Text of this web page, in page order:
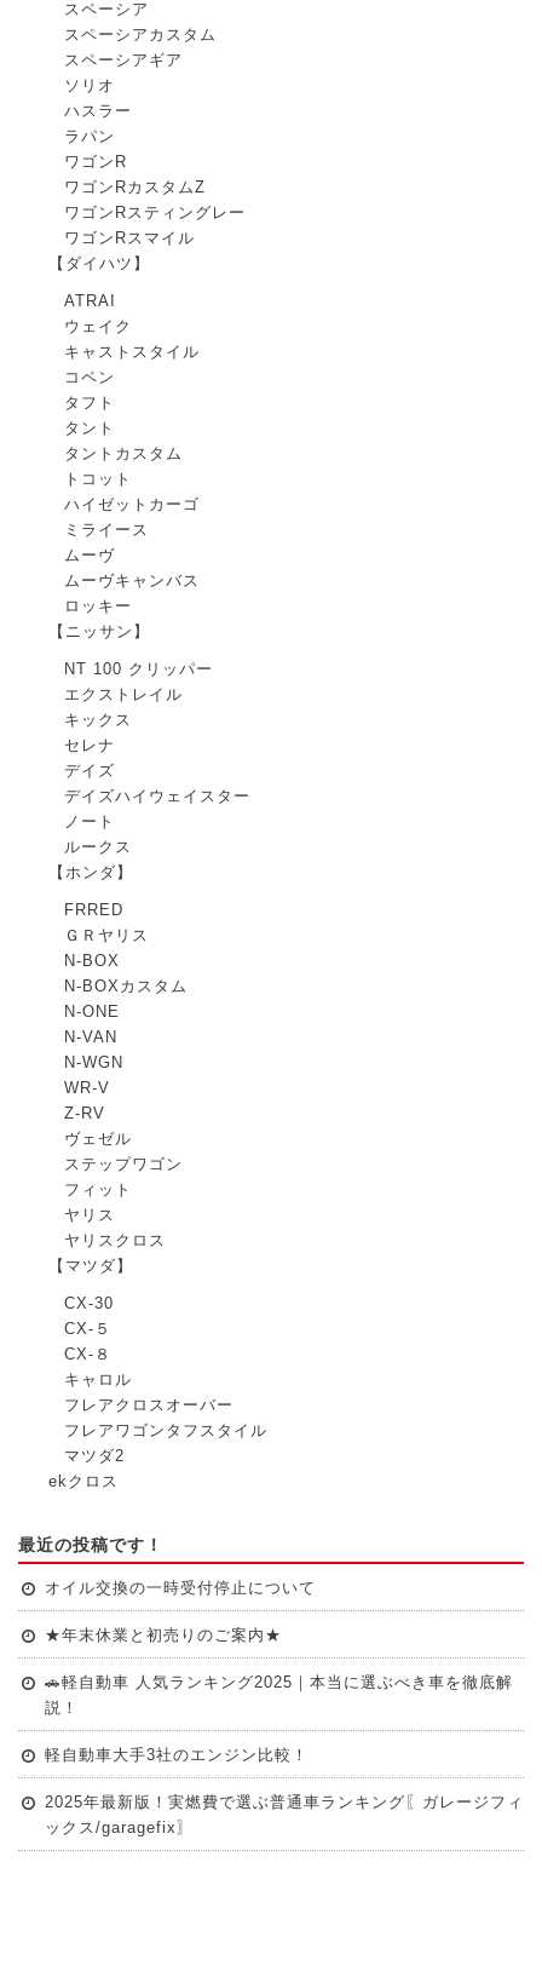
スペーシア
スペーシアカスタム
スペーシアギア
ソリオ
ハスラー
ラパン
ワゴンR
ワゴンRカスタムZ
ワゴンRスティングレー
ワゴンRスマイル
【ダイハツ】
ATRAI
ウェイク
キャストスタイル
コペン
タフト
タント
タントカスタム
トコット
ハイゼットカーゴ
ミライース
ムーヴ
ムーヴキャンバス
ロッキー
【ニッサン】
NT 100 クリッパー
エクストレイル
キックス
セレナ
デイズ
デイズハイウェイスター
ノート
ルークス
【ホンダ】
FRRED
ＧＲヤリス
N-BOX
N-BOXカスタム
N-ONE
N-VAN
N-WGN
WR-V
Z-RV
ヴェゼル
ステップワゴン
フィット
ヤリス
ヤリスクロス
【マツダ】
CX-30
CX-５
CX-８
キャロル
フレアクロスオーバー
フレアワゴンタフスタイル
マツダ2
ekクロス
最近の投稿です！
オイル交換の一時受付停止について
★年末休業と初売りのご案内★
🚗軽自動車 人気ランキング2025｜本当に選ぶべき車を徹底解
説！
軽自動車大手3社のエンジン比較！
2025年最新版！実燃費で選ぶ普通車ランキング〖ガレージフィ
ックス/garagefix〗